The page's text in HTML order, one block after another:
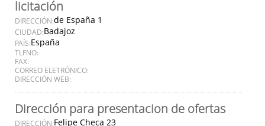
licitación
DIRECCIÓN:de España 1
CIUDAD:Badajoz
PAÍS:España
TLFNO:
FAX:
CORREO ELETRÓNICO:
DIRECCIÓN WEB:
Dirección para presentacion de ofertas
DIRECCIÓN:Felipe Checa 23